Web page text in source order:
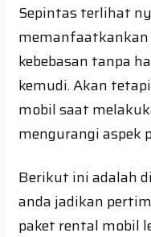
Sepintas terlihat
kebebasan tanpa
kemudi. Akan
mobil saat
mengurangi aspek
Berikut ini adalah
anda jadikan
paket rental mobil